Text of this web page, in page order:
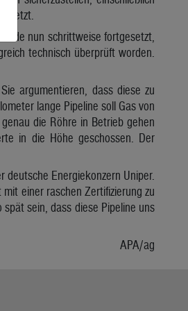
nun schrittweise fortgesetzt,
technisch überprüft worden.
argumentieren, dass diese zu
lange Pipeline soll Gas von
die Röhre in Betrieb gehen
in die Höhe geschossen. Der
Energiekonzern Uniper.
einer raschen Zertifizierung zu
sein, dass diese Pipeline uns
APA/ag